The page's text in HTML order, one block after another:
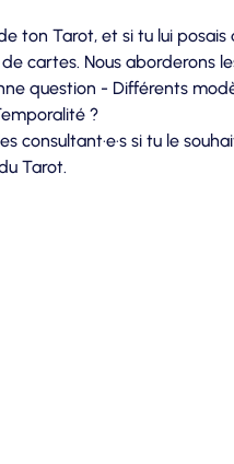
ton Tarot, et si tu lui posais
cartes. Nous aborderons
question - Différents
?
si tu le
Tarot.